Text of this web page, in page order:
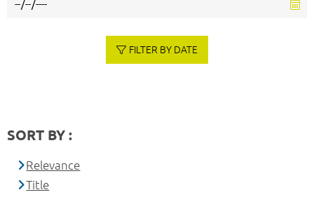
FILTER BY DATE
SORT BY :
Relevance
Title